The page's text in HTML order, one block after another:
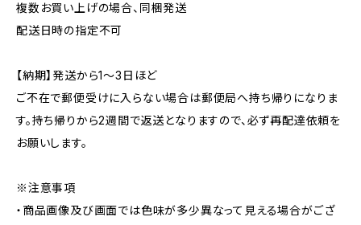
複数お買い上げの場合、同梱発送
配送日時の指定不可
【納期】発送から1〜3日ほど
ご不在で郵便受けに入らない場合は郵便局へ持ち帰りになりま
す。持ち帰りから2週間で返送となりますので、必ず再配達依頼を
お願いします。
※注意事項
・商品画像及び画面では色味が多少異なって見える場合がござ